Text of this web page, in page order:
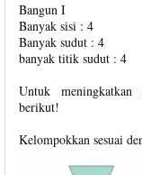
Bangun I
Banyak sisi : 4
Banyak sudut : 4
banyak titik sudut : 4
Untuk meningkatkan
berikut!
Kelompokkan sesuai